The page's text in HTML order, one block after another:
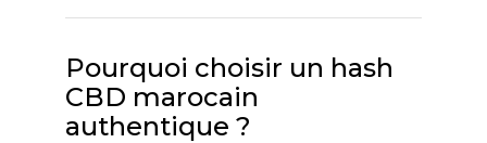
Pourquoi choisir un hash
CBD marocain
authentique ?